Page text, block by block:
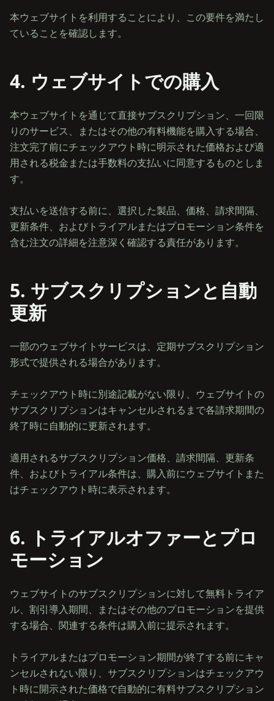
本ウェブサイトを利用することにより、この要件を満たし
4. ウェブサイトでの購入
本ウェブサイトを通じて直接サブスクリプション、一回限
りのサービス、またはその他の有料機能を購入する場合、
注文完了前にチェックアウト時に明示された価格および適
用される税金または手数料の支払いに同意するものとしま
す。
支払いを送信する前に、選択した製品、価格、請求間隔、
更新条件、およびトライアルまたはプロモーション条件を
5. サブスクリプションと自動
更新
一部のウェブサイトサービスは、定期サブスクリプション
形式で提供される場合があります。
チェックアウト時に別途記載がない限り、ウェブサイトの
サブスクリプションはキャンセルされるまで各請求期間の
終了時に自動的に更新されます。
適用されるサブスクリプション価格、請求間隔、更新条
件、およびトライアル条件は、購入前にウェブサイトまた
6. トライアルオファーとプロ
モーション
ウェブサイトのサブスクリプションに対して無料トライア
ル、割引導入期間、またはその他のプロモーションを提供
する場合、関連する条件は購入前に提示されます。
トライアルまたはプロモーション期間が終了する前にキャ
ンセルされない限り、サブスクリプションはチェックアウ
ト時に開示された価格で自動的に有料サブスクリプション